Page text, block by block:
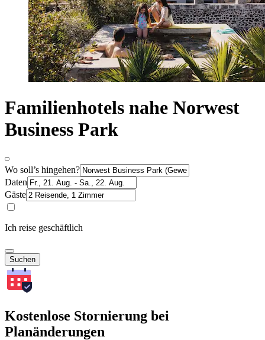
Familienhotels nahe Norwest
Business Park
Wo soll’s hingehen?
Daten
Gäste
Ich reise geschäftlich
Suchen
Kostenlose Stornierung bei
Planänderungen